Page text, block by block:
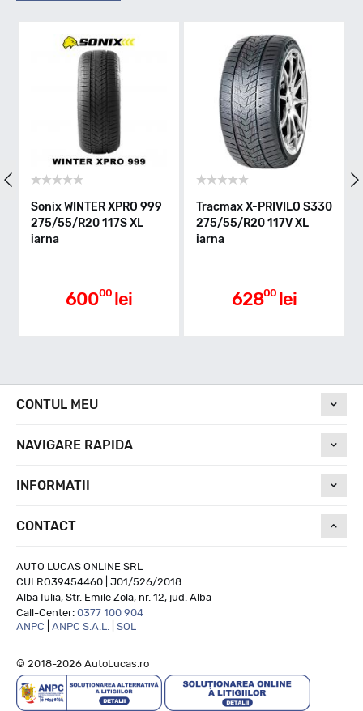
V - max 240km/h
Indice greutate
B
Aderenta pe carosabil ud
Nivel de zgomot
73
Sonix WINTER XPRO 999
275/55/R20 117S XL
iarna
60000 lei
Tracmax X-PRIVILO S330
275/55/R20 117V XL
iarna
62800 lei
CONTUL MEU
NAVIGARE RAPIDA
INFORMATII
CONTACT
AUTO LUCAS ONLINE SRL
CUI RO39454460 | J01/526/2018
Alba Iulia, Str. Emile Zola, nr. 12, jud. Alba
Call-Center: 0377 100 904
ANPC
ANPC S.A.L. SOL
© 2018-2026 AutoLucas.ro